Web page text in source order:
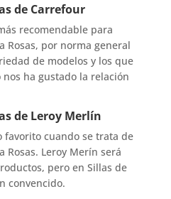
de Carrefour
recomendable para
Rosas, por norma general
de modelos y los que
ha gustado la relación
de Leroy Merlín
favorito cuando se trata de
Rosas. Leroy Merín será
pero en Sillas de
convencido.